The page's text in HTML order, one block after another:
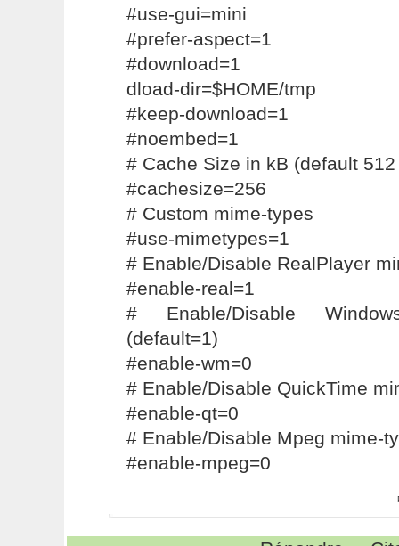
#use-gui=mini
#prefer-aspect=1
#download=1
dload-dir=$HOME/tmp
#keep-download=1
#noembed=1
# Cache Size in kB (default 512
#cachesize=256
# Custom mime-types
#use-mimetypes=1
# Enable/Disable RealPlayer
#enable-real=1
# Enable/Disable
(default=1)
#enable-wm=0
# Enable/Disable QuickTime
#enable-qt=0
# Enable/Disable Mpeg mime-
#enable-mpeg=0